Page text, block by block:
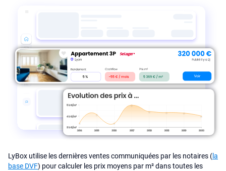
LyBox utilise les dernières ventes communiquées par les notaires (la
base DVF) pour calculer les prix moyens par m² dans toutes les